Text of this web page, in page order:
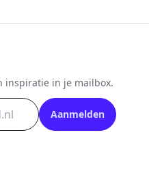
inspiratie in je mailbox.
Aanmelden